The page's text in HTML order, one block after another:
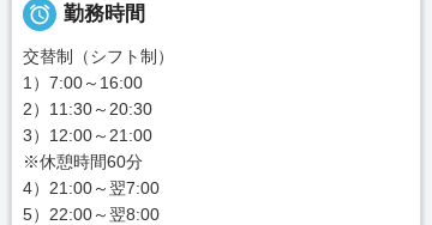
 勤務時間
交替制（シフト制）
1）7:00～16:00
2）11:30～20:30
3）12:00～21:00
※休憩時間60分
4）21:00～翌7:00
5）22:00～翌8:00